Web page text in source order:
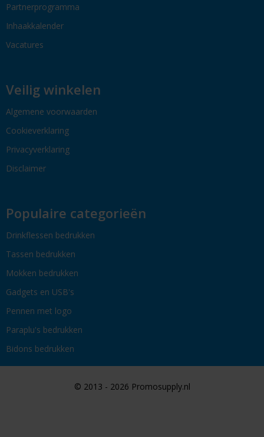
Partnerprogramma
Inhaakkalender
Vacatures
Veilig winkelen
Algemene voorwaarden
Cookieverklaring
Privacyverklaring
Disclaimer
Populaire categorieën
Drinkflessen bedrukken
Tassen bedrukken
Mokken bedrukken
Gadgets en USB's
Pennen met logo
Paraplu's bedrukken
Bidons bedrukken
© 2013 - 2026 Promosupply.nl